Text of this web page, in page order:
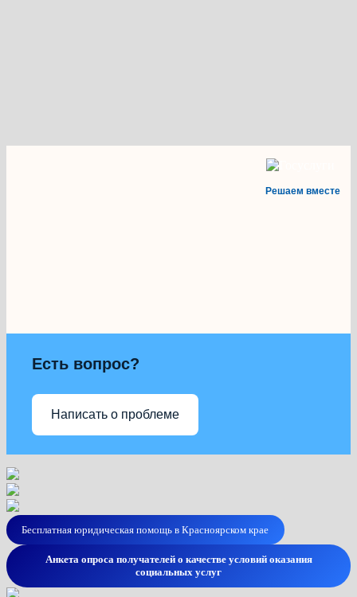
Решаем вместе
Есть вопрос?
Написать о проблеме
Бесплатная юридическая помощь в Красноярском крае
Анкета опроса получателей о качестве условий оказания
социальных услуг